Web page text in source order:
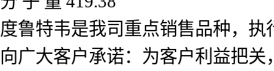
度鲁特韦是我司重点销售品种，
向广大客户承诺：为客户利益把